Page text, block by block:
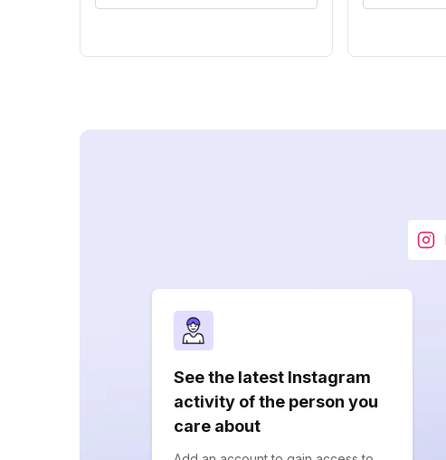
See the latest Instagram
activity of the person you
care about